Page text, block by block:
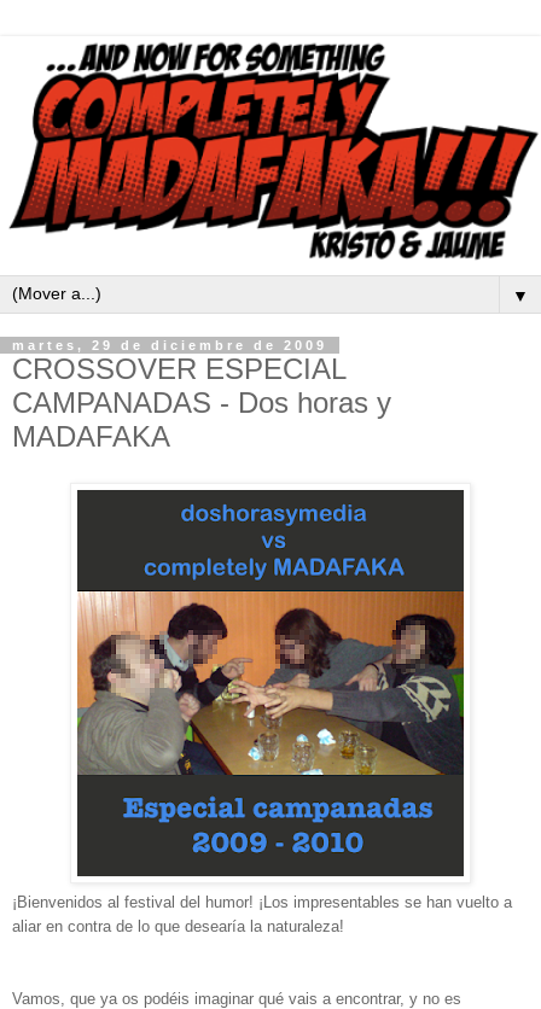
▼
martes, 29 de diciembre de 2009
CROSSOVER ESPECIAL
CAMPANADAS - Dos horas y
MADAFAKA
¡Bienvenidos al festival del humor! ¡Los impresentables se han vuelto a
aliar en contra de lo que desearía la naturaleza!
Vamos, que ya os podéis imaginar qué vais a encontrar, y no es